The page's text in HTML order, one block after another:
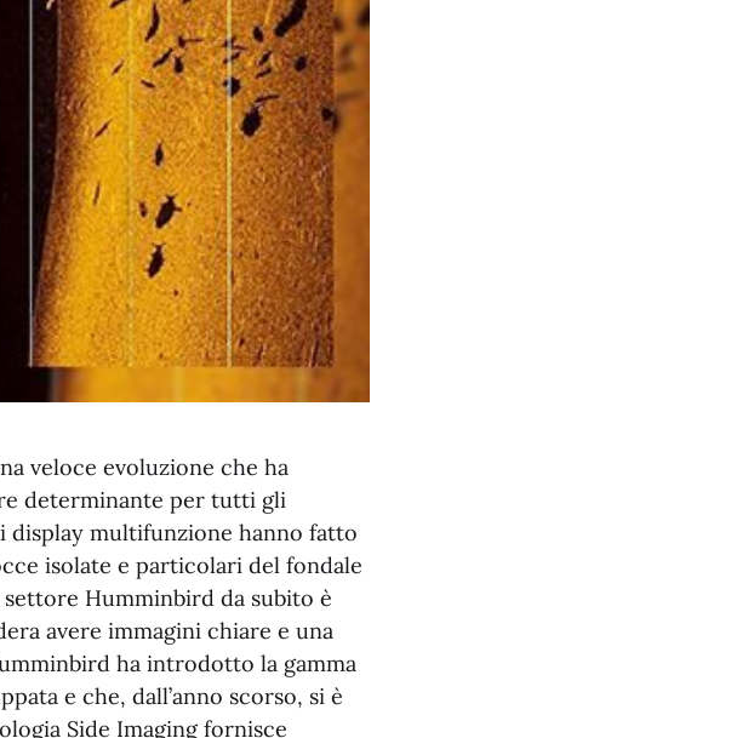
veloce evoluzione che ha
determinante per tutti gli
display multifunzione hanno fatto
isolate e particolari del fondale
Humminbird da subito è
avere immagini chiare e una
ha introdotto la gamma
e che, dall’anno scorso, si è
Side Imaging fornisce